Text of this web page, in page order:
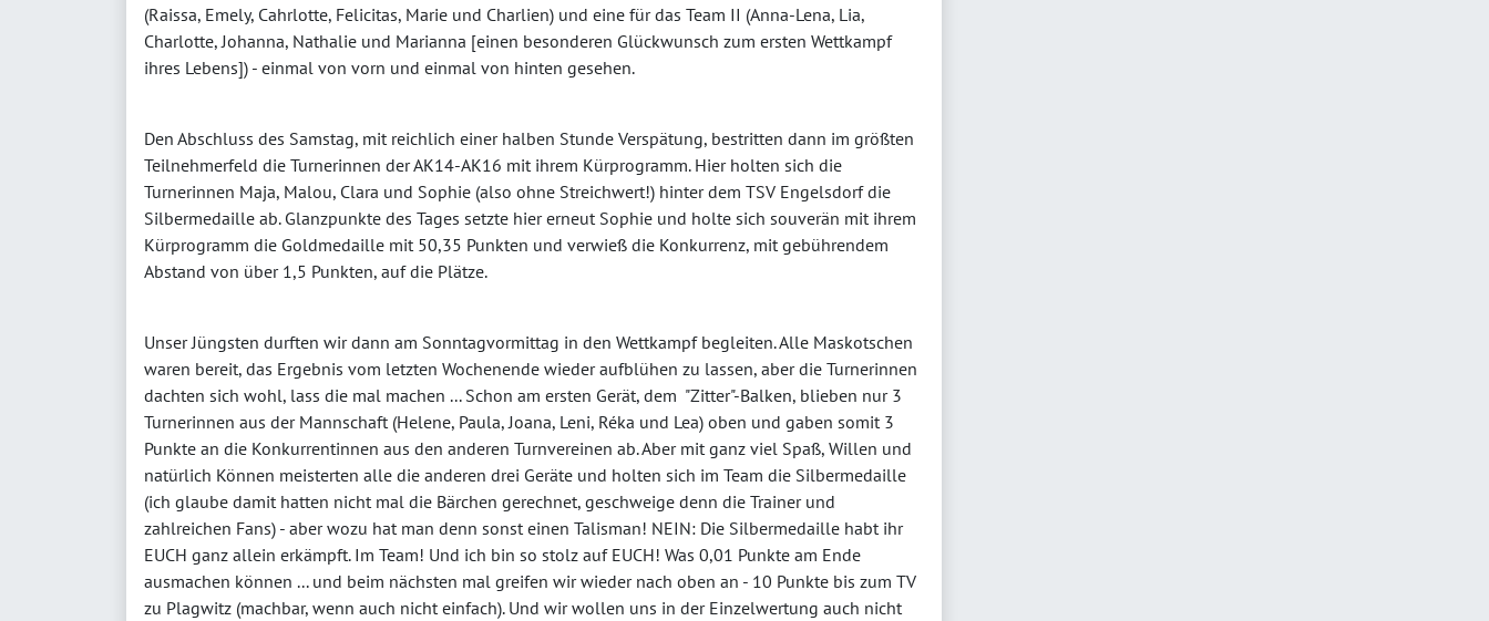
(Raissa, Emely, Cahrlotte, Felicitas, Marie und Charlien) und eine für das Team II (Anna-Lena, Lia,
Charlotte, Johanna, Nathalie und Marianna [einen besonderen Glückwunsch zum ersten Wettkampf
ihres Lebens]) - einmal von vorn und einmal von hinten gesehen.
Den Abschluss des Samstag, mit reichlich einer halben Stunde Verspätung, bestritten dann im größten
Teilnehmerfeld die Turnerinnen der AK14-AK16 mit ihrem Kürprogramm. Hier holten sich die
Turnerinnen Maja, Malou, Clara und Sophie (also ohne Streichwert!) hinter dem TSV Engelsdorf die
Silbermedaille ab. Glanzpunkte des Tages setzte hier erneut Sophie und holte sich souverän mit ihrem
Kürprogramm die Goldmedaille mit 50,35 Punkten und verwieß die Konkurrenz, mit gebührendem
Abstand von über 1,5 Punkten, auf die Plätze.
Unser Jüngsten durften wir dann am Sonntagvormittag in den Wettkampf begleiten. Alle Maskotschen
waren bereit, das Ergebnis vom letzten Wochenende wieder aufblühen zu lassen, aber die Turnerinnen
dachten sich wohl, lass die mal machen ... Schon am ersten Gerät, dem "Zitter"-Balken, blieben nur 3
Turnerinnen aus der Mannschaft (Helene, Paula, Joana, Leni, Réka und Lea) oben und gaben somit 3
Punkte an die Konkurrentinnen aus den anderen Turnvereinen ab. Aber mit ganz viel Spaß, Willen und
natürlich Können meisterten alle die anderen drei Geräte und holten sich im Team die Silbermedaille
(ich glaube damit hatten nicht mal die Bärchen gerechnet, geschweige denn die Trainer und
zahlreichen Fans) - aber wozu hat man denn sonst einen Talisman! NEIN: Die Silbermedaille habt ihr
EUCH ganz allein erkämpft. Im Team! Und ich bin so stolz auf EUCH! Was 0,01 Punkte am Ende
ausmachen können ... und beim nächsten mal greifen wir wieder nach oben an - 10 Punkte bis zum TV
zu Plagwitz (machbar, wenn auch nicht einfach). Und wir wollen uns in der Einzelwertung auch nicht